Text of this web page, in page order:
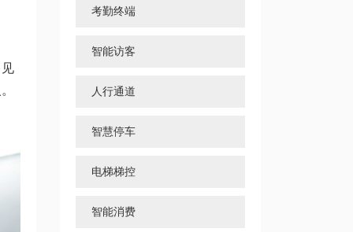
考勤终端
智能访客
人行通道
智慧停车
电梯梯控
智能消费